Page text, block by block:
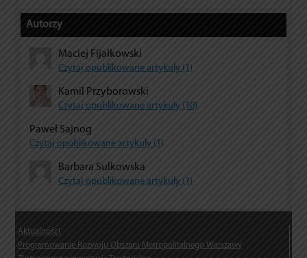
Autorzy
Maciej Fijałkowski
Czytaj opublikowane artykuły (1)
Kamil Przyborowski
Czytaj opublikowane artykuły (10)
Paweł Sajnog
Czytaj opublikowane artykuły (1)
Barbara Sulkowska
Czytaj opublikowane artykuły (1)
Aktualności
Programowanie Rozwoju Obszaru Metropolitalnego Warszawy